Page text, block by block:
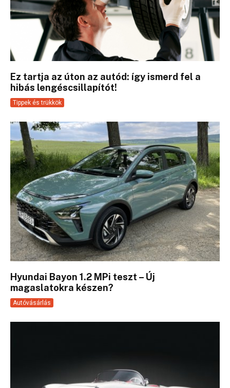
Ez tartja az úton az autód: így ismerd fel a
hibás lengéscsillapítót!
Tippek és trükkök
Hyundai Bayon 1.2 MPi teszt – Új
magaslatokra készen?
Autóvásárlás